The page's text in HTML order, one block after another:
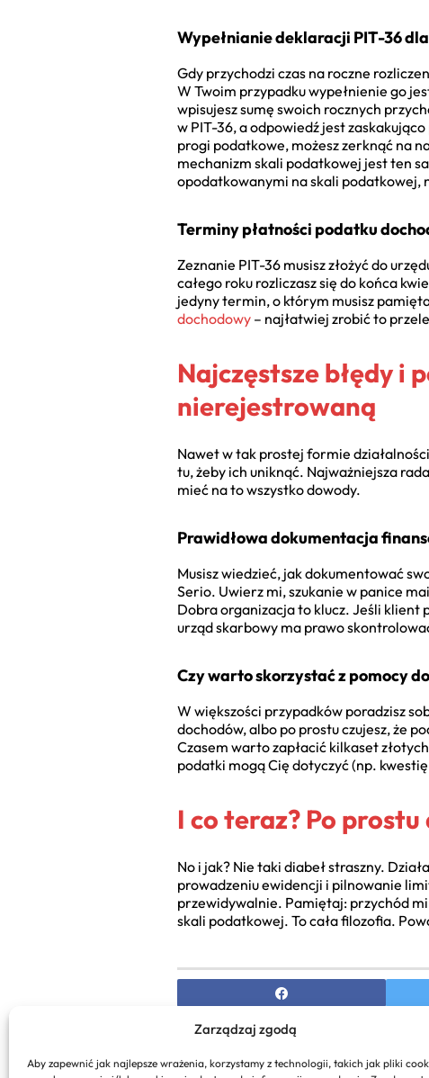
Zarządzaj zgodą
Aby zapewnić jak najlepsze wrażenia, korzystamy z technologii, takich jak pliki
Wypełnianie deklaracji PIT-36
Gdy przychodzi czas na roczne
W Twoim przypadku wypełnienie go
wpisujesz sumę swoich rocznych
w PIT-36, a odpowiedź jest
progi podatkowe, możesz zerknąć na
mechanizm skali podatkowej jest ten
opodatkowanymi na skali podatkowej,
Terminy płatności podatku
Zeznanie PIT-36 musisz złożyć do
całego roku rozliczasz się do końca
jedyny termin, o którym musisz
dochodowy – najłatwiej zrobić to
Najczęstsze błędy i
nierejestrowaną
Nawet w tak prostej formie
tu, żeby ich uniknąć. Najważniejsza
mieć na to wszystko dowody.
Prawidłowa dokumentacja
Musisz wiedzieć, jak dokumentować
Serio. Uwierz mi, szukanie w panice
Dobra organizacja to klucz. Jeśli klient
urząd skarbowy ma prawo
Czy warto skorzystać z pomocy
W większości przypadków poradzisz
dochodów, albo po prostu czujesz, że
Czasem warto zapłacić kilkaset
podatki mogą Cię dotyczyć (np.
I co teraz? Po prostu
No i jak? Nie taki diabeł straszny.
prowadzeniu ewidencji i pilnowanie
przewidywalnie. Pamiętaj: przychód
skali podatkowej. To cała filozofia.